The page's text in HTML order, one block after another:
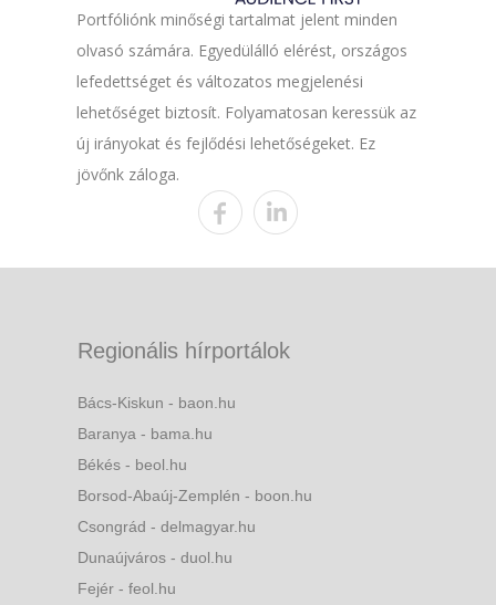
Portfóliónk minőségi tartalmat jelent minden
olvasó számára. Egyedülálló elérést, országos
lefedettséget és változatos megjelenési
lehetőséget biztosít. Folyamatosan keressük az
új irányokat és fejlődési lehetőségeket. Ez
jövőnk záloga.
Regionális hírportálok
Bács-Kiskun - baon.hu
Baranya - bama.hu
Békés - beol.hu
Borsod-Abaúj-Zemplén - boon.hu
Csongrád - delmagyar.hu
Dunaújváros - duol.hu
Fejér - feol.hu